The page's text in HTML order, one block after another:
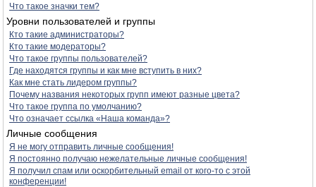
Что такое значки тем?
Уровни пользователей и группы
Кто такие администраторы?
Кто такие модераторы?
Что такое группы пользователей?
Где находятся группы и как мне вступить в них?
Как мне стать лидером группы?
Почему названия некоторых групп имеют разные цвета?
Что такое группа по умолчанию?
Что означает ссылка «Наша команда»?
Личные сообщения
Я не могу отправить личные сообщения!
Я постоянно получаю нежелательные личные сообщения!
Я получил спам или оскорбительный email от кого-то с этой
конференции!